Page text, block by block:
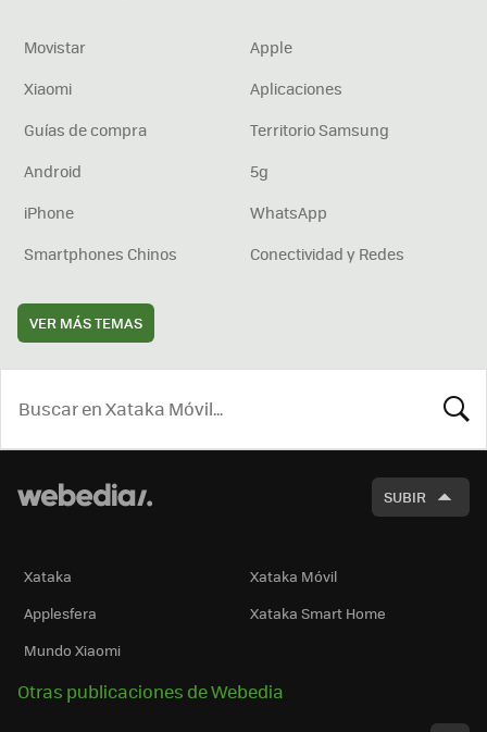
Movistar
Apple
Xiaomi
Aplicaciones
Guías de compra
Territorio Samsung
Android
5g
iPhone
WhatsApp
Smartphones Chinos
Conectividad y Redes
VER MÁS TEMAS
SUBIR
Xataka
Xataka Móvil
Applesfera
Xataka Smart Home
Mundo Xiaomi
Otras publicaciones de Webedia